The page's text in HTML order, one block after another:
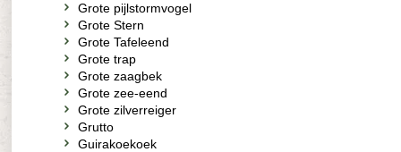
Grote pijlstormvogel
Grote Stern
Grote Tafeleend
Grote trap
Grote zaagbek
Grote zee-eend
Grote zilverreiger
Grutto
Guirakoekoek